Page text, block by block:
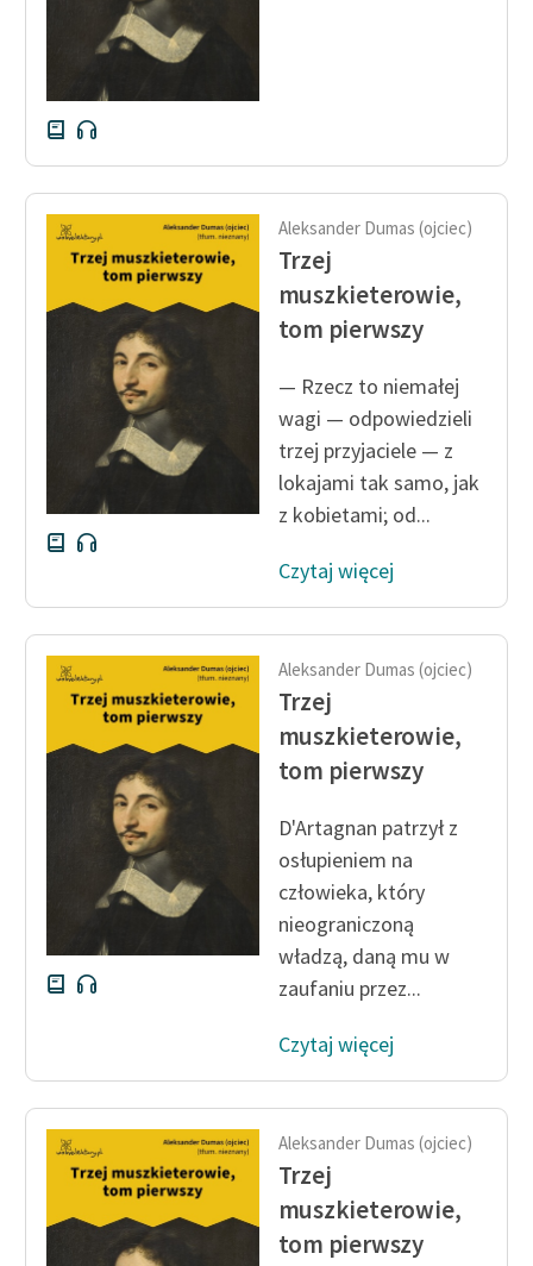
Aleksander Dumas (ojciec)
Trzej
muszkieterowie,
tom pierwszy
— Rzecz to niemałej
wagi — odpowiedzieli
trzej przyjaciele — z
lokajami tak samo, jak
z kobietami; od...
Czytaj więcej
Aleksander Dumas (ojciec)
Trzej
muszkieterowie,
tom pierwszy
D'Artagnan patrzył z
osłupieniem na
człowieka, który
nieograniczoną
władzą, daną mu w
zaufaniu przez...
Czytaj więcej
Aleksander Dumas (ojciec)
Trzej
muszkieterowie,
tom pierwszy